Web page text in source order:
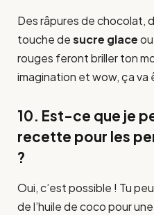
Des râpures de chocolat,
touche desucre glace
rouges feront briller ton
imagination et wow, ça va
10. Est-ce que je
recette pour les
?
Oui, c’est possible ! Tu
de l’huile de coco pour